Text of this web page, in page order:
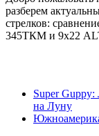
разберем
стрелков:
345ТКМ и 9х22
Super
на Луну